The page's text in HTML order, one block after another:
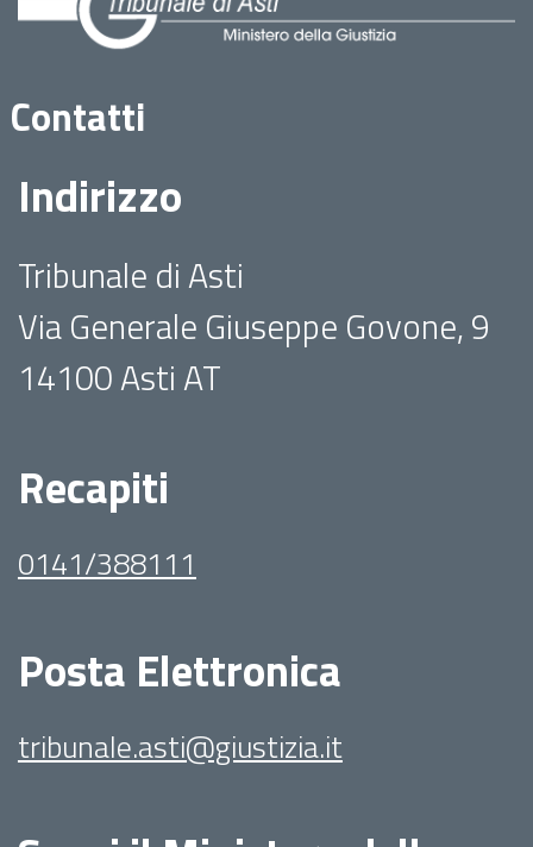
Contatti
Indirizzo
Tribunale di Asti
Via Generale Giuseppe Govone, 9
14100 Asti AT
Recapiti
0141/388111
Posta Elettronica
tribunale.asti@giustizia.it